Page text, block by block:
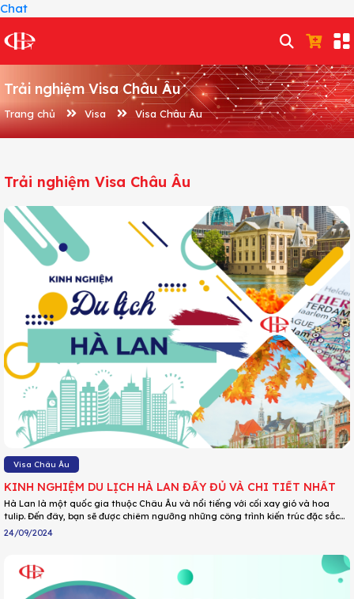
Chat
Trải nghiệm Visa Châu Âu
Trang chủ Visa Visa Châu Âu
Trải nghiệm Visa Châu Âu
Visa Châu Âu
KINH NGHIỆM DU LỊCH HÀ LAN ĐẦY ĐỦ VÀ CHI TIẾT NHẤT
Hà Lan là một quốc gia thuộc Châu Âu và nổi tiếng với cối xay gió và hoa
tulip. Đến đây, bạn sẽ được chiêm ngưỡng những công trình kiến trúc đặc sắc
và chụp các bức ảnh check in tuyệt đẹp. Từ đó bạn có thể chia sẻ khoảnh khắc
đẹp này với bạn bè hoặc người thân. Hôm nay chúng tôi sẽ chia sẻ kinh nghiệm
du lịch Hà Lan từ A tới Z. Hy vọng các bạn sẽ bỏ túi được những điều bổ ích
nhất!
24/09/2024